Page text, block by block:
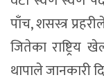
पाँच, शसस्त्र
जितेका राष्ट्रिय
थापाले जानकारी